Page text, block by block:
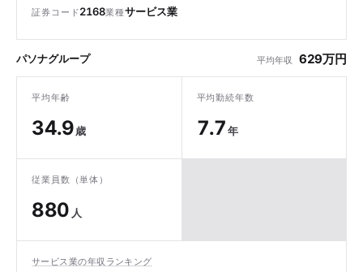
証券コード2168業種サービス業
パソナグループ 平均年収 629万円
平均年齢
34.9歳
平均勤続年数
7.7年
従業員数（単体）
880 人
サービス業の年収ランキング